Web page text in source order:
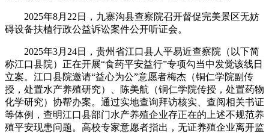
2025年8月22日，九寨沟县查察院召开督促完美景区无妨
碍设备扶植行政公益诉讼案件公开听证会。
2025年3月24日，贵州省江口县人平易近查察院（以下简
称江口县院）正在开展“食药平安益行”专项勾当中发觉该线日
立案。江口县院邀请“益心为公”意愿者梅杰（铜仁学院副传
授，处置水产养殖研究）、陈美航（铜仁学院传授，处置药物
化学研究）协帮办案。通过实地查询拜访核实、查阅相关书证
等体例，查明江口县部门水产养殖企业存正在的上述不规范养
殖平安现患问题。高校专家意愿者指出，无证养殖企业离开监